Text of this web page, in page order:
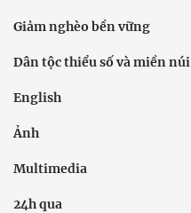
Giảm nghèo bền vững
Dân tộc thiểu số và miền núi
English
Ảnh
Multimedia
24h qua